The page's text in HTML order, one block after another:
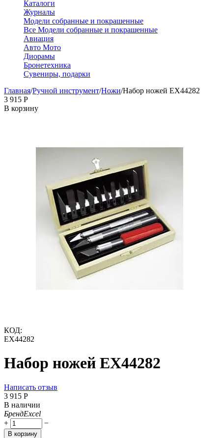
Каталоги
Журналы
Модели собранные и покрашенные
Все Модели собранные и покрашенные
Авиация
Авто Мото
Диорамы
Бронетехника
Сувениры, подарки
Главная/Ручной инструмент/Ножи/Набор ножей EX44282
3 915 Р
В корзину
КОД:
EX44282
Набор ножей EX44282
Написать отзыв
3 915 Р
В наличии
БрендExcel
+
−
В корзину